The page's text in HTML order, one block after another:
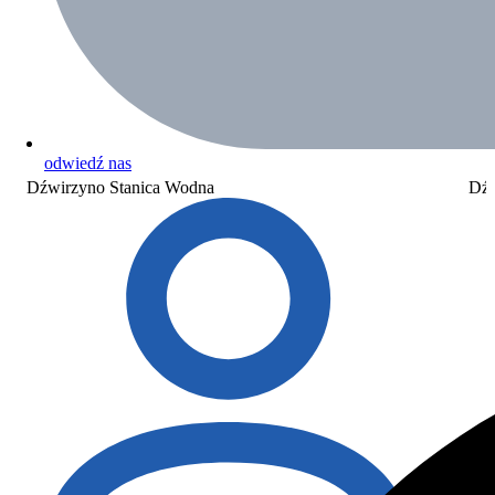
odwiedź nas
Dźwirzyno Stanica Wodna